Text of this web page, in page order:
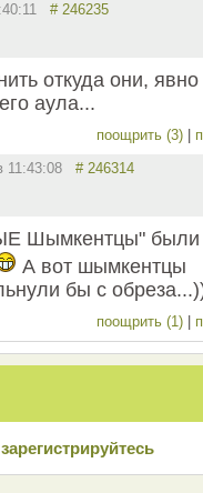
# 246235
откуда они,
аула...
поощрить (3)
11:43:08 # 246314
Шымкентцы" были
А вот шымкентцы
бы с
поощрить (1)
зарeгиcтрирyйтeсь